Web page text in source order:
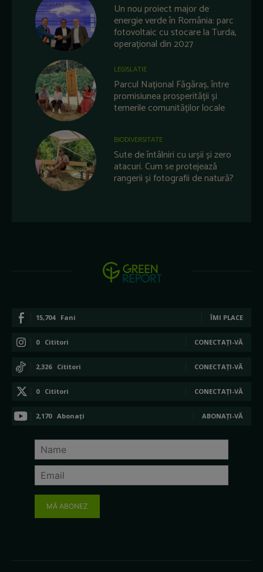
Un nou proiect major de
energie verde în România: parc
fotovoltaic cu stocare la Turda,
operațional din 2027
LEGISLATIE
Parcul Național Făgăraș, între
promisiunea prosperității și
temerile comunităților locale
BIODIVERSITATE
Sute de întâlniri cu urșii și zero
atacuri. Cum se protejează
rangerii și fotografii de natură?
15,704 Fani ÎMI PLACE
0 Cititori CONECTAȚI-VĂ
2,326 Cititori CONECTAȚI-VĂ
0 Cititori CONECTAȚI-VĂ
2,170 Abonați ABONAȚI-VĂ
MĂ ABONEZ